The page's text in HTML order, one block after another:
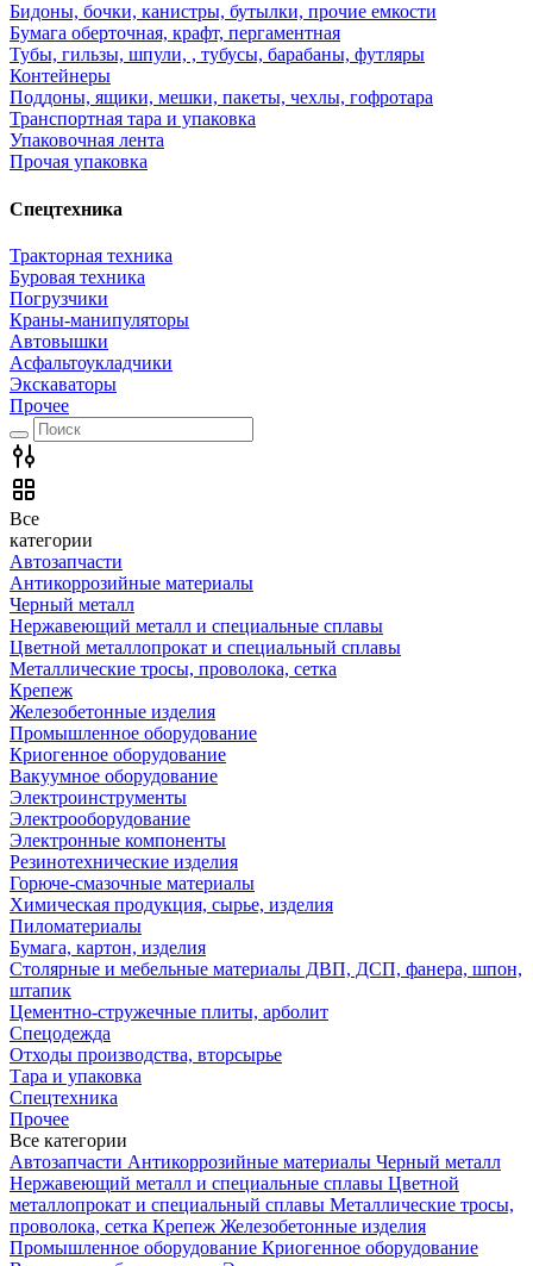
Бидоны, бочки, канистры, бутылки, прочие емкости
Бумага оберточная, крафт, пергаментная
Тубы, гильзы, шпули, , тубусы, барабаны, футляры
Контейнеры
Поддоны, ящики, мешки, пакеты, чехлы, гофротара
Транспортная тара и упаковка
Упаковочная лента
Прочая упаковка
Спецтехника
Тракторная техника
Буровая техника
Погрузчики
Краны-манипуляторы
Автовышки
Асфальтоукладчики
Экскаваторы
Прочее
Все
категории
Автозапчасти
Антикоррозийные материалы
Черный металл
Нержавеющий металл и специальные сплавы
Цветной металлопрокат и специальный сплавы
Металлические тросы, проволока, сетка
Крепеж
Железобетонные изделия
Промышленное оборудование
Криогенное оборудование
Вакуумное оборудование
Электроинструменты
Электрооборудование
Электронные компоненты
Резинотехнические изделия
Горюче-смазочные материалы
Химическая продукция, сырье, изделия
Пиломатериалы
Бумага, картон, изделия
Столярные и мебельные материалы ДВП, ДСП, фанера, шпон,
штапик
Цементно-стружечные плиты, арболит
Спецодежда
Отходы производства, вторсырье
Тара и упаковка
Спецтехника
Прочее
Все категории
Автозапчасти Антикоррозийные материалы Черный металл
Нержавеющий металл и специальные сплавы Цветной
металлопрокат и специальный сплавы Металлические тросы,
проволока, сетка Крепеж Железобетонные изделия
Промышленное оборудование Криогенное оборудование